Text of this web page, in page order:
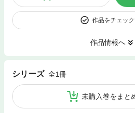
作品をチェッ
作品情報へ
シリーズ 全1冊
未購入巻をまと